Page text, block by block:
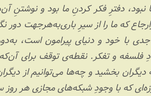
دفترِ فکر کردنِ ما بود و نوشتنِ
که ما را از سیرِ باری‌به‌هرجهت
با خود و دنیای پیرامون است،
فلسفه و تفکر. نقطه‌ی توقف برای
دیگران بخشید و چه‌ها می‌توانیم از
که با وجودِ شبکه‌های مجازی هر